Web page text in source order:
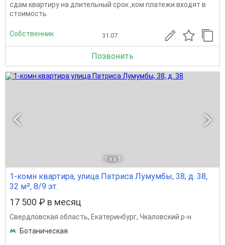
сдам квартиру на длительный срок ,ком платежи входят в
стоимость
Собственник 31.07
Позвонить
1 из 1
1-комн квартира, улица Патриса Лумумбы, 38, д. 38,
32 м², 8/9 эт.
17 500 ₽ в месяц
Свердловская область, Екатеринбург, Чкаловский р-н
Ботаническая